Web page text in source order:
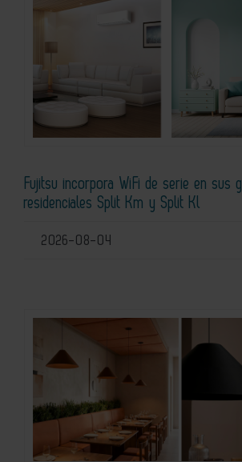
Fujitsu incorpora WiFi de serie en sus
residenciales Split Km y Split Kl
2026-08-04